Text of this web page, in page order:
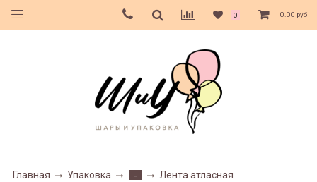
0 0.00 руб
Главная Упаковка - Лента атласная